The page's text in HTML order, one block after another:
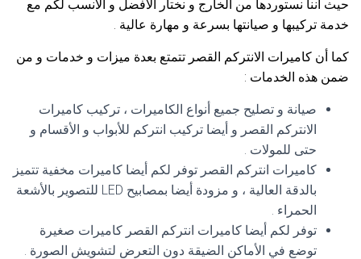
حيث أننا نستوردها من الخارج و نختار الأفضل و الأنسب لكم مع
خدمة تركيبها و صيانتها بسرعة و مهارة عالية .
كما أن كاميرات الانتركم القصر تتمتع بعدة ميزات و خدمات و من
ضمن هذه الخدمات :
صيانة و تصليح جميع أنواع الكاميرات ، تركيب كاميرات
الانتركم القصر و أيضا تركيب انتركم للأبواب و الأقسام و
حتى للمولات .
كاميرات انتركم القصر توفر لكم أيضا كاميرات مخفية تتميز
بالدقة العالية ، و مزودة أيضا بمصابيح LED للتصوير بالأشعة
الحمراء .
توفر لكم أيضا كاميرات انتركم القصر كاميرات صغيرة
توضع في الأماكن الضيقة دون التعرض لتشويش الصورة .